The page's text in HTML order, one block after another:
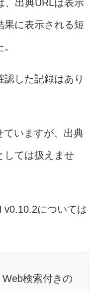
、出典URLは表示
果に表示される短
した記録はあり
ていますが、出典
しては扱えませ
v0.10.2については
検索付きの